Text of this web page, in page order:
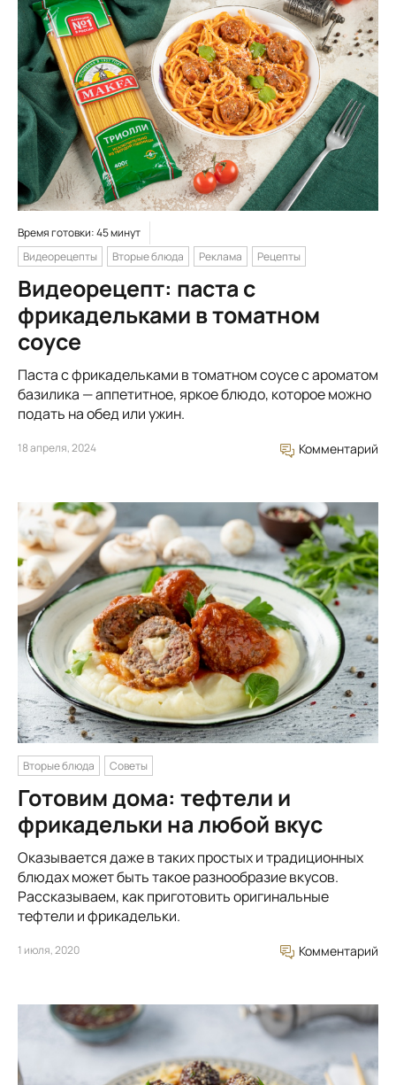
Время готовки: 45 минут
Видеорецепты
Вторые блюда Реклама Рецепты
Видеорецепт: паста с
фрикадельками в томатном
соусе
Паста с фрикадельками в томатном соусе с ароматом
базилика — аппетитное, яркое блюдо, которое можно
подать на обед или ужин.
18 апреля, 2024 Комментарий
Вторые блюда Советы
Готовим дома: тефтели и
фрикадельки на любой вкус
Оказывается даже в таких простых и традиционных
блюдах может быть такое разнообразие вкусов.
Рассказываем, как приготовить оригинальные
тефтели и фрикадельки.
1 июля, 2020 Комментарий